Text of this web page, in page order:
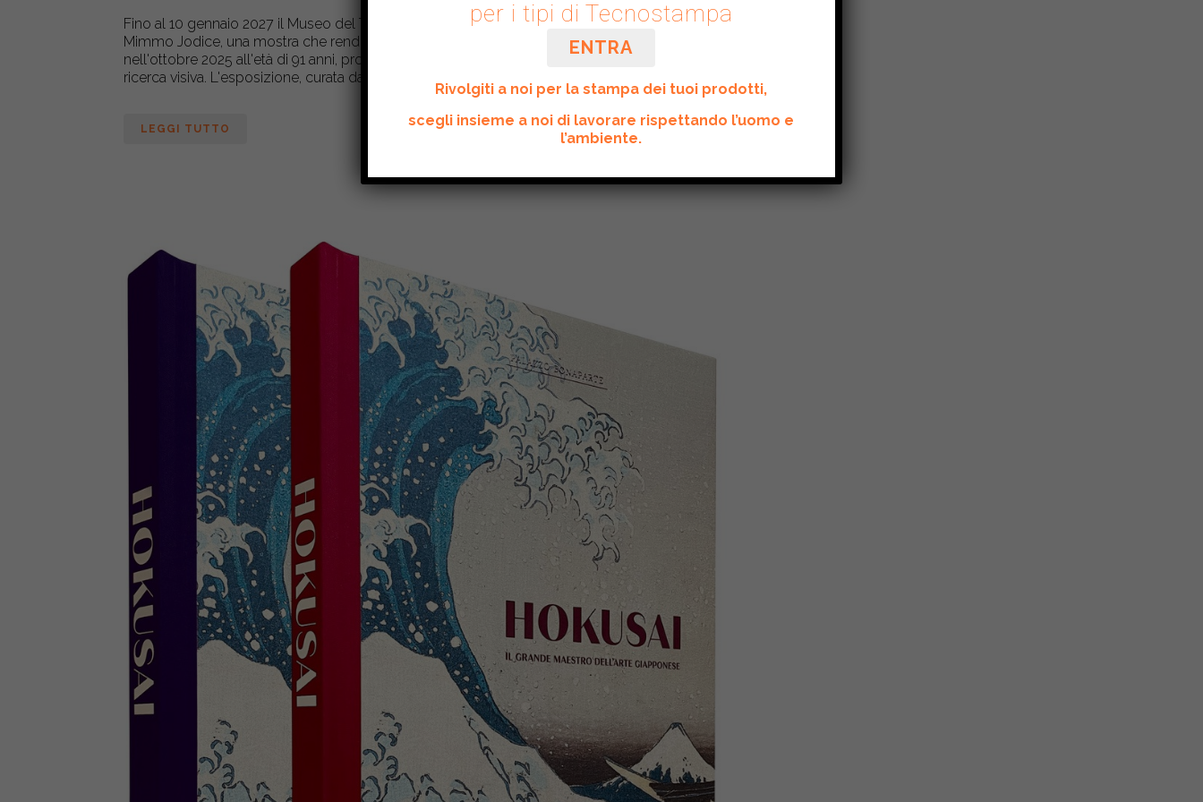
Fino al 10 gennaio 2027 il Museo del Tesoro di San Gennaro, Napoli, ospita Il Colore di
Mimmo Jodice, una mostra che rende omaggio al grande fotografo napoletano scomparso
nell'ottobre 2025 all'età di 91 anni, protagonista di oltre sessant'anni di sperimentazione e
ricerca visiva. L'esposizione, curata da Sylvain Bellenger...
LEGGI TUTTO
per i tipi di Tecnostampa
ENTRA
Rivolgiti a noi per la stampa dei tuoi prodotti,
scegli insieme a noi di lavorare rispettando l’uomo e
l’ambiente.